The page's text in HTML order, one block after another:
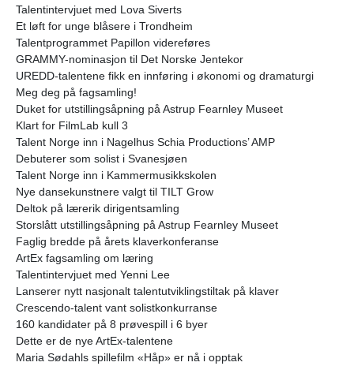
Talentintervjuet med Lova Siverts
Et løft for unge blåsere i Trondheim
Talentprogrammet Papillon videreføres
GRAMMY-nominasjon til Det Norske Jentekor
UREDD-talentene fikk en innføring i økonomi og dramaturgi
Meg deg på fagsamling!
Duket for utstillingsåpning på Astrup Fearnley Museet
Klart for FilmLab kull 3
Talent Norge inn i Nagelhus Schia Productions’ AMP
Debuterer som solist i Svanesjøen
Talent Norge inn i Kammermusikkskolen
Nye dansekunstnere valgt til TILT Grow
Deltok på lærerik dirigentsamling
Storslått utstillingsåpning på Astrup Fearnley Museet
Faglig bredde på årets klaverkonferanse
ArtEx fagsamling om læring
Talentintervjuet med Yenni Lee
Lanserer nytt nasjonalt talentutviklingstiltak på klaver
Crescendo-talent vant solistkonkurranse
160 kandidater på 8 prøvespill i 6 byer
Dette er de nye ArtEx-talentene
Maria Sødahls spillefilm «Håp» er nå i opptak